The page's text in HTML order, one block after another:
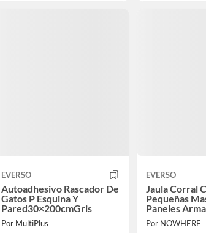
EVERSO
Autoadhesivo Rascador De
Gatos P Esquina Y
Pared30×200cmGris
Por MultiPlus
EVERSO
Jaula Corral
Pequeñas
Paneles
Por NOWHERE